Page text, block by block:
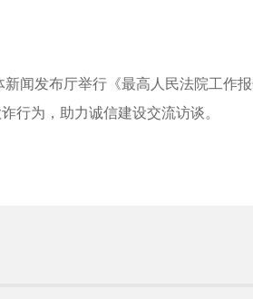
闻发布厅举行《最高人民法院工作